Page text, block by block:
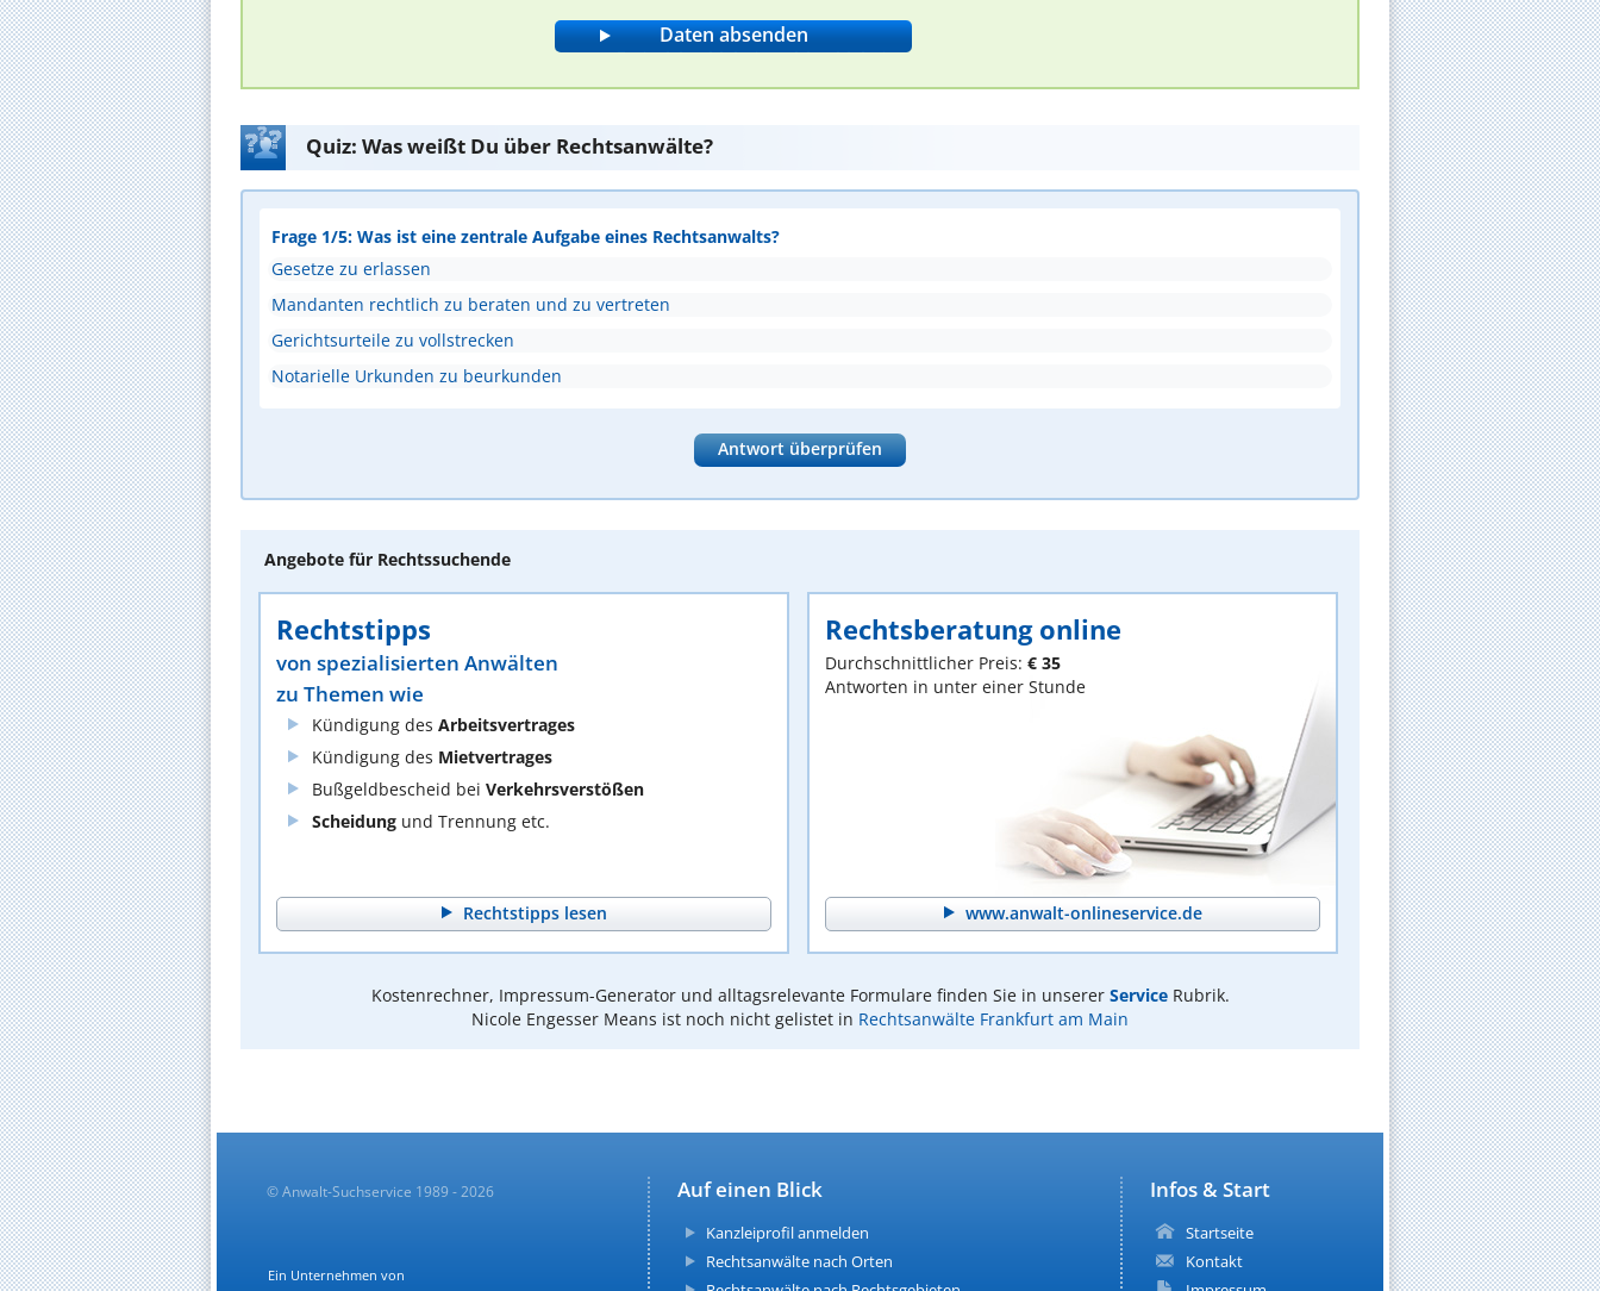
Quiz: Was weißt Du über Rechtsanwälte?
Frage 1/5: Was ist eine zentrale Aufgabe eines Rechtsanwalts?
Gesetze zu erlassen
Mandanten rechtlich zu beraten und zu vertreten
Gerichtsurteile zu vollstrecken
Notarielle Urkunden zu beurkunden
Antwort überprüfen
Angebote für Rechtssuchende
Rechtstipps
von spezialisierten Anwälten
zu Themen wie
Kündigung des Arbeitsvertrages
Kündigung des Mietvertrages
Bußgeldbescheid bei Verkehrsverstößen
Scheidung und Trennung etc.
Rechtstipps lesen
Rechtsberatung online
Durchschnittlicher Preis: € 35
Antworten in unter einer Stunde
www.anwalt-onlineservice.de
Kostenrechner, Impressum-Generator und alltagsrelevante Formulare finden Sie in unserer ServiceRubrik.
Nicole Engesser Means ist noch nicht gelistet in Rechtsanwälte Frankfurt am Main
Infos & Start
Startseite
Kontakt
Auf einen Blick
Kanzleiprofil anmelden
Rechtsanwälte nach Orten
© Anwalt-Suchservice 1989 - 2026
Ein Unternehmen von